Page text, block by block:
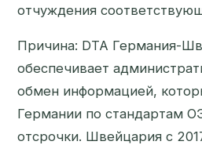
отчуждения
Причина: DTA Германия-
обеспечивает
обмен информацией,
Германии по стандартам
отсрочки. Швейцария с